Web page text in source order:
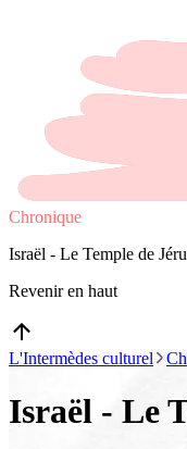
Chronique
Israël - Le Temple de
Revenir en haut
L'Intermèdes culturel
Israël - Le